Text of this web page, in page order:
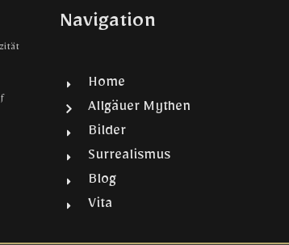
Navigation
Home
Allgäuer Mythen
Bilder
Surrealismus
Blog
Vita